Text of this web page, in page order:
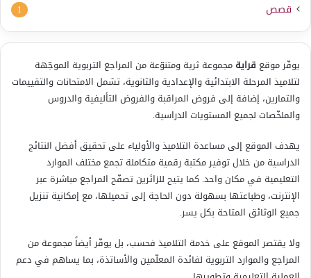
قصص 1
يوفّر موقع قرايةمجموعة ثرية ومتنوّعة من المراجع التربوية الموجّهة
لتلاميذ المرحلة الابتدائية والإعدادية والثانوية، تشمل الامتحانات والتقييمات
والتمارين، إضافة إلى فروض المراقبة والفروض التأليفية والدروس
والملخّصات لجميع المستويات الدراسية.
يهدف الموقع إلى مساعدة التلاميذ والأولياء على تحقيق أفضل النتائج
الدراسية من خلال توفير مكتبة رقمية متكاملة تجمع مختلف الموارد
التعليمية في مكان واحد. كما يتيح للزائرين تصفّح المراجع مباشرة عبر
الإنترنت، وطباعتها بسهولة دون الحاجة إلى تحميلها، مع إمكانية تنزيل
جميع الوثائق المتاحة بكل يسر.
ولا يقتصر الموقع على خدمة التلاميذ فحسب، بل يوفّر أيضاً مجموعة من
المراجع والموارد التربوية لفائدة المعلّمين والأساتذة، بما يساهم في دعم